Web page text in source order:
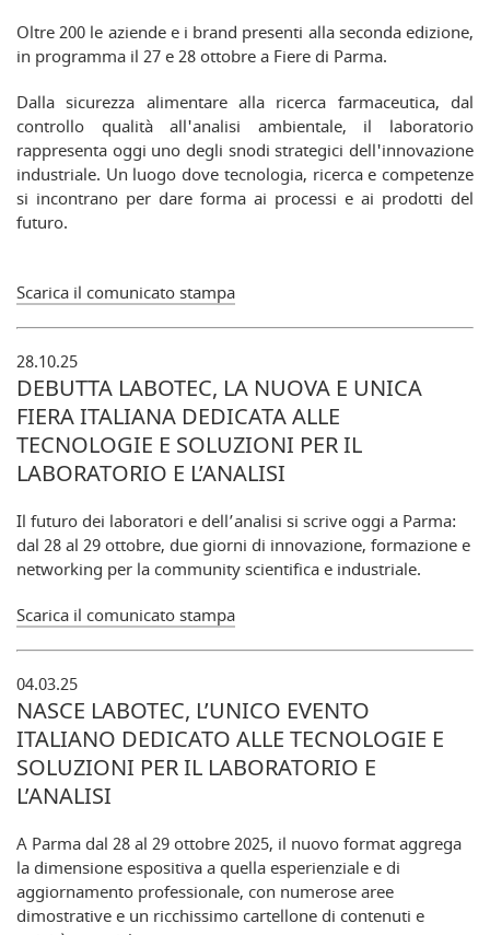
Oltre 200 le aziende e i brand presenti alla seconda edizione,
in programma il 27 e 28 ottobre a Fiere di Parma.
Dalla sicurezza alimentare alla ricerca farmaceutica, dal
controllo qualità all'analisi ambientale, il laboratorio
rappresenta oggi uno degli snodi strategici dell'innovazione
industriale. Un luogo dove tecnologia, ricerca e competenze
si incontrano per dare forma ai processi e ai prodotti del
futuro.
Scarica il comunicato stampa
28.10.25
DEBUTTA LABOTEC, LA NUOVA E UNICA
FIERA ITALIANA DEDICATA ALLE
TECNOLOGIE E SOLUZIONI PER IL
LABORATORIO E L’ANALISI
Il futuro dei laboratori e dell’analisi si scrive oggi a Parma:
dal 28 al 29 ottobre, due giorni di innovazione, formazione e
networking per la community scientifica e industriale.
Scarica il comunicato stampa
04.03.25
NASCE LABOTEC, L’UNICO EVENTO
ITALIANO DEDICATO ALLE TECNOLOGIE E
SOLUZIONI PER IL LABORATORIO E
L’ANALISI
A Parma dal 28 al 29 ottobre 2025, il nuovo format aggrega
la dimensione espositiva a quella esperienziale e di
aggiornamento professionale, con numerose aree
dimostrative e un ricchissimo cartellone di contenuti e